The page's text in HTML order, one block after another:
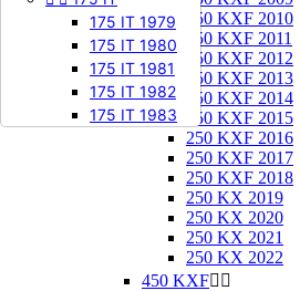
175 IT 1979
175 IT 1980
175 IT 1981
175 IT 1982
175 IT 1983
250 KXF 2010
250 KXF 2011
250 KXF 2012
250 KXF 2013
250 KXF 2014
250 KXF 2015
250 KXF 2016
250 KXF 2017
250 KXF 2018
250 KX 2019
250 KX 2020
250 KX 2021
250 KX 2022
450 KXF 